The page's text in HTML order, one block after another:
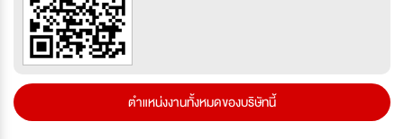
ตำแหน่งงานทั้งหมดของบริษัทนี้